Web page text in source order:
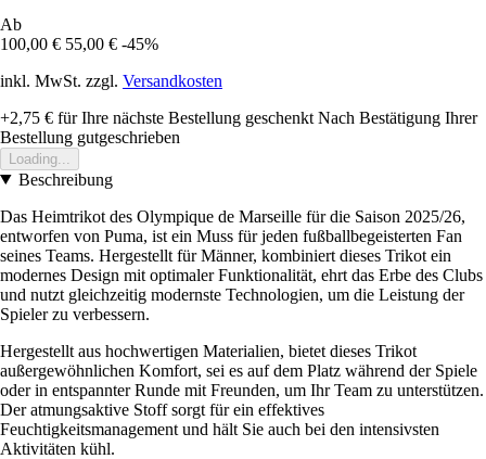
Ab
100,00 € 55,00 € -45%
inkl. MwSt. zzgl. Versandkosten
+2,75 € für Ihre nächste Bestellung geschenkt Nach Bestätigung Ihrer
Bestellung gutgeschrieben
Loading...
Beschreibung
Das Heimtrikot des Olympique de Marseille für die Saison 2025/26,
entworfen von Puma, ist ein Muss für jeden fußballbegeisterten Fan
seines Teams. Hergestellt für Männer, kombiniert dieses Trikot ein
modernes Design mit optimaler Funktionalität, ehrt das Erbe des Clubs
und nutzt gleichzeitig modernste Technologien, um die Leistung der
Spieler zu verbessern.
Hergestellt aus hochwertigen Materialien, bietet dieses Trikot
außergewöhnlichen Komfort, sei es auf dem Platz während der Spiele
oder in entspannter Runde mit Freunden, um Ihr Team zu unterstützen.
Der atmungsaktive Stoff sorgt für ein effektives
Feuchtigkeitsmanagement und hält Sie auch bei den intensivsten
Aktivitäten kühl.